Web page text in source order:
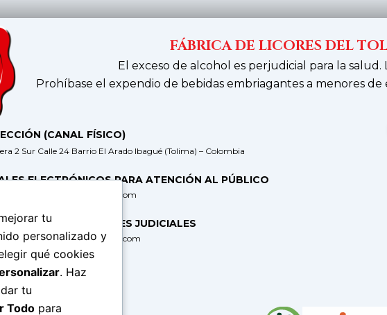
FÁBRICA DE LICORES DEL
El exceso de alcohol es perjudicial para la salud.
Prohíbase el expendio de bebidas embriagantes a menores de
(CANAL FÍSICO)
2 Sur Calle 24 Barrio El Arado Ibagué (Tolima) – Colombia
ELECTRÓNICOS PARA ATENCIÓN AL PÚBLICO
DE NOTIFICACIONES JUDICIALES
SOCIALES
tu
personalizado y
qué cookies
. Haz
tu
Todo para